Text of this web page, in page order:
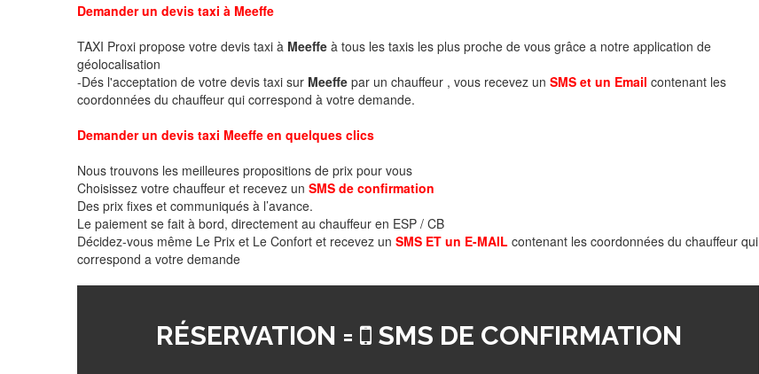
Demander un devis taxi à Meeffe
TAXI Proxi propose votre devis taxi à Meeffe à tous les taxis les plus proche de vous grâce a notre application de
géolocalisation
-Dés l'acceptation de votre devis taxi sur Meeffe par un chauffeur , vous recevez un SMS et un Email contenant les
coordonnées du chauffeur qui correspond à votre demande.
Demander un devis taxi Meeffe en quelques clics
Nous trouvons les meilleures propositions de prix pour vous
Choisissez votre chauffeur et recevez un SMS de confirmation
Des prix fixes et communiqués à l’avance.
Le paiement se fait à bord, directement au chauffeur en ESP / CB
Décidez-vous même Le Prix et Le Confort et recevez un SMS ET un E-MAIL contenant les coordonnées du chauffeur qui
correspond a votre demande
RÉSERVATION = SMS DE CONFIRMATION